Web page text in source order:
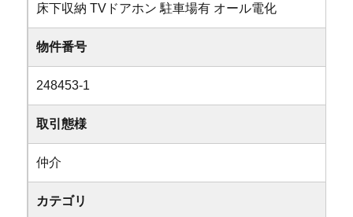
床下収納 TVドアホン 駐車場有 オール電化
物件番号
248453-1
取引態様
仲介
カテゴリ